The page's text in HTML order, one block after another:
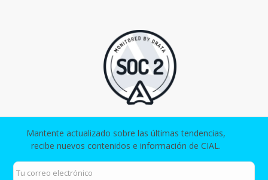
Mantente actualizado sobre las últimas tendencias,
recibe nuevos contenidos e información de CIAL.​